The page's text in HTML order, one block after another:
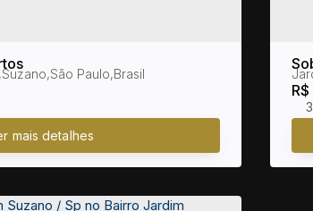
Suzano,São Paulo,Brasil
R$
3